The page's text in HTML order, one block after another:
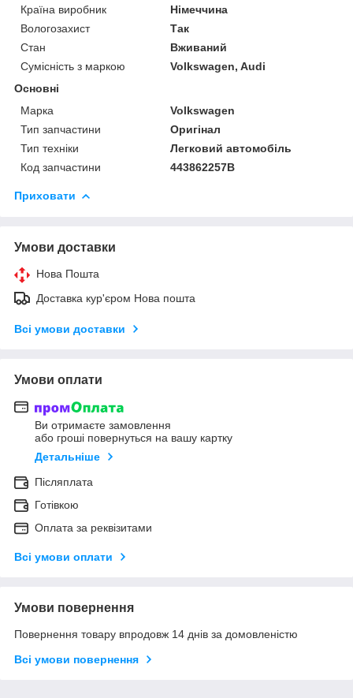
Країна виробник
Німеччина
Вологозахист
Так
Стан
Вживаний
Сумісність з маркою
Volkswagen, Audi
Основні
Марка
Volkswagen
Тип запчастини
Оригінал
Тип техніки
Легковий автомобіль
Код запчастини
443862257B
Приховати
Умови доставки
Нова Пошта
Доставка кур'єром Нова пошта
Всі умови доставки
Умови оплати
Ви отримаєте замовлення
або гроші повернуться на вашу картку
Детальніше
Післяплата
Готівкою
Оплата за реквізитами
Всі умови оплати
Умови повернення
Повернення товару впродовж 14 днів за домовленістю
Всі умови повернення